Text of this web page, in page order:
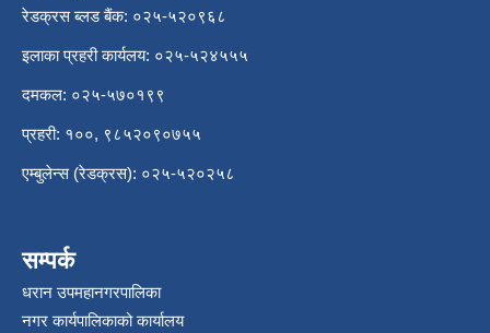
रेडक्रस ब्लड बैंक: ०२५-५२०९६८
इलाका प्रहरी कार्यलय: ०२५-५२४५५५
दमकल: ०२५-५७०१९९
प्रहरी: १००, ९८५२०९०७५५
एम्बुलेन्स (रेडक्रस): ०२५-५२०२५८
सम्पर्क
धरान उपमहानगरपालिका
नगर कार्यपालिकाको कार्यालय